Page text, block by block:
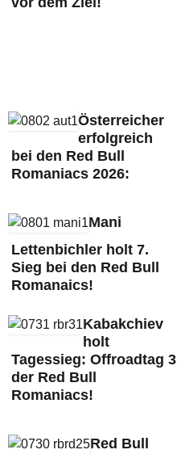
Österreicher
erfolgreich
bei den Red Bull
Romaniacs 2026:
Mani
Lettenbichler holt 7.
Sieg bei den Red Bull
Romanaics!
Kabakchiev
holt
Tagessieg: Offroadtag 3
der Red Bull
Romaniacs!
Red Bull